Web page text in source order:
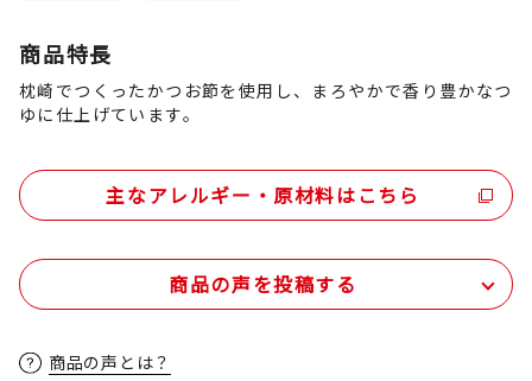
商品特長
枕崎でつくったかつお節を使用し、まろやかで香り豊かなつ
ゆに仕上げています。
主なアレルギー・原材料はこちら
商品の声を投稿する
商品の声とは？